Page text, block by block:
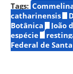
Tags:
catharinensis
Botânica
João
espécie
Federal de